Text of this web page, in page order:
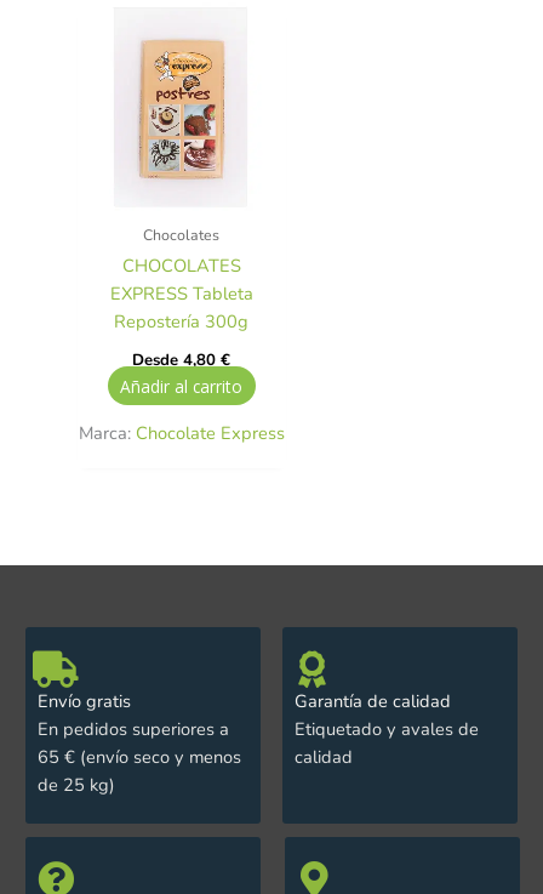
Chocolates
CHOCOLATES
EXPRESS Tableta
Repostería 300g
Desde4,80€
Añadir al carrito
Marca: Chocolate Express
Envío gratis
En pedidos superiores a
65 € (envío seco y menos
de 25 kg)
Garantía de calidad
Etiquetado y avales de
calidad